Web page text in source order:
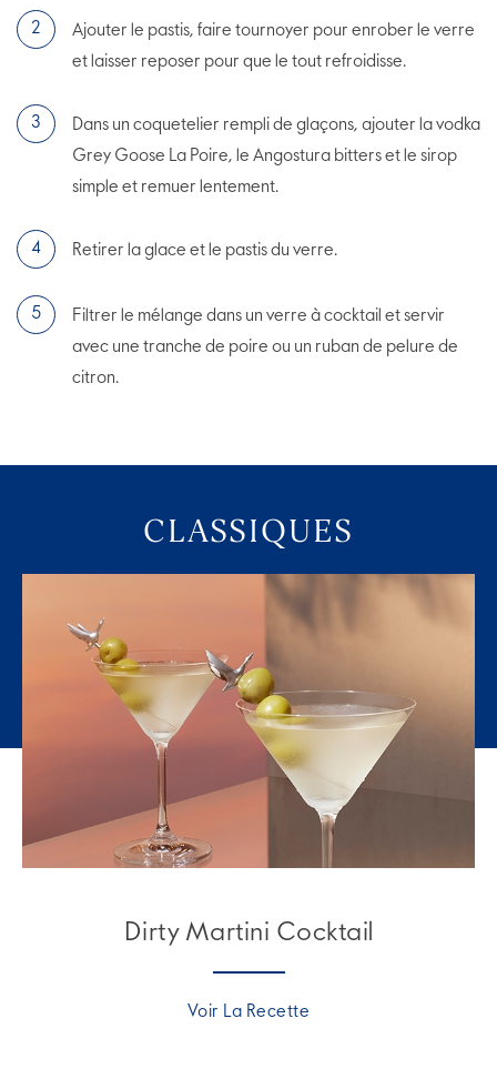
Ajouter le pastis, faire tournoyer pour enrober le verre
et laisser reposer pour que le tout refroidisse.
Dans un coquetelier rempli de glaçons, ajouter la vodka
Grey Goose La Poire, le Angostura bitters et le sirop
simple et remuer lentement.
Retirer la glace et le pastis du verre.
Filtrer le mélange dans un verre à cocktail et servir
avec une tranche de poire ou un ruban de pelure de
citron.
CLASSIQUES
Dirty Martini Cocktail
Voir La Recette